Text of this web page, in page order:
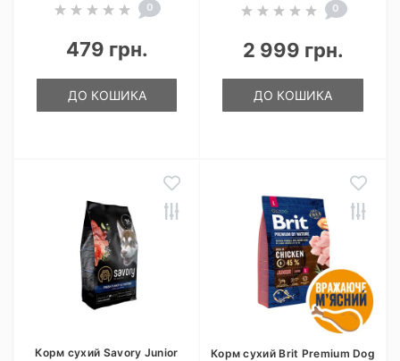
0
479 грн.
ДО КОШИКА
0
2 999 грн.
ДО КОШИКА
Корм сухий Savory Junior
Корм сухий Brit Premium Dog